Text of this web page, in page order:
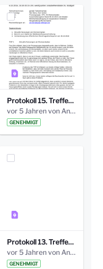
Protokoll 15. Treffen 20161006 AG Bismarckplatz.pdf
vor 5 Jahren von Anni Schlumberger
GENEHMIGT
Protokoll 13. Treffen 20151130 AG Bismarckplatz.pdf
vor 5 Jahren von Anni Schlumberger
GENEHMIGT